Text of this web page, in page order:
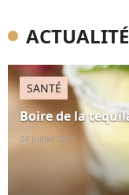
SANTÉ
Boire de la
24 juillet 2018